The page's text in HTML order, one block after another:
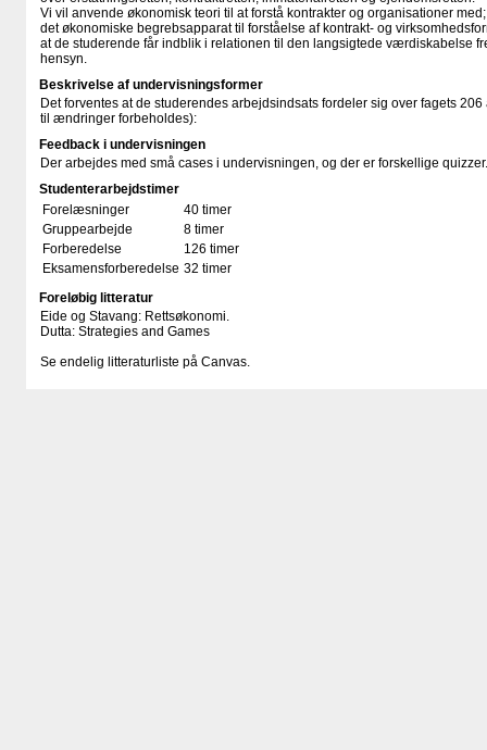
Vi vil anvende økonomisk teori til at forstå kontrakter og organisationer
det økonomiske begrebsapparat til forståelse af kontrakt- og
at de studerende får indblik i relationen til den langsigtede værdiskabelse
hensyn.
Beskrivelse af undervisningsformer
Det forventes at de studerendes arbejdsindsats fordeler sig over fagets
til ændringer forbeholdes):
Feedback i undervisningen
Der arbejdes med små cases i undervisningen, og der er forskellige quizzer.
Studenterarbejdstimer
Forelæsninger
40 timer
Gruppearbejde
8 timer
Forberedelse
126 timer
Eksamensforberedelse 32 timer
Foreløbig litteratur
Eide og Stavang: Rettsøkonomi.
Dutta: Strategies and Games
Se endelig litteraturliste på Canvas.